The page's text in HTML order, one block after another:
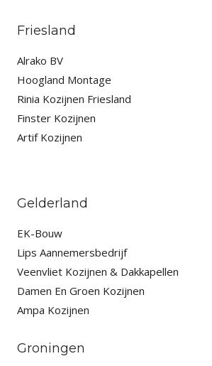
Friesland
Alrako BV
Hoogland Montage
Rinia Kozijnen Friesland
Finster Kozijnen
Artif Kozijnen
Gelderland
EK-Bouw
Lips Aannemersbedrijf
Veenvliet Kozijnen & Dakkapellen
Damen En Groen Kozijnen
Ampa Kozijnen
Groningen